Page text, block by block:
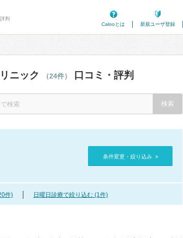
判
Calooとは
新規ユーザ登録
ニック （24件） 口コミ・評判
条件変更・絞り込み »
件) 日曜日診療で絞り込む (1件)